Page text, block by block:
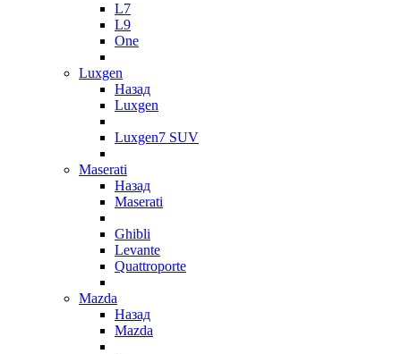
L7
L9
One
Luxgen
Назад
Luxgen
Luxgen7 SUV
Maserati
Назад
Maserati
Ghibli
Levante
Quattroporte
Mazda
Назад
Mazda